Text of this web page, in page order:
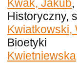
Kwak, Jakub
Historyczny,
Kwiatkowski,
Bioetyki